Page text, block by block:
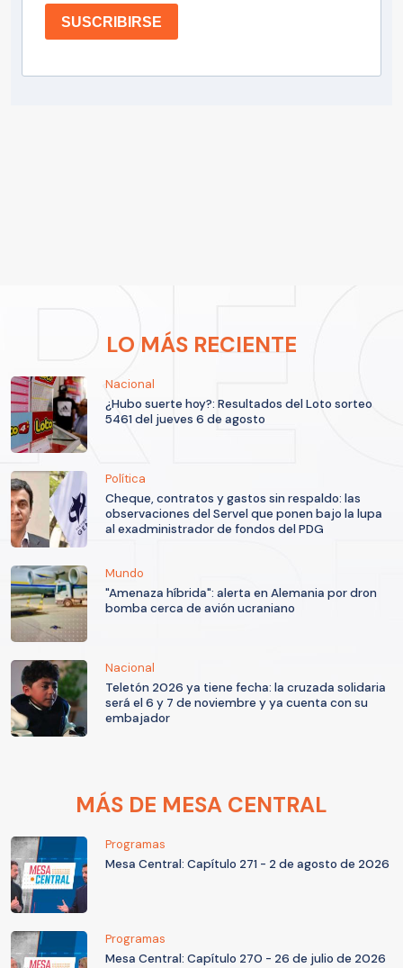
SUSCRIBIRSE
LO MÁS RECIENTE
Nacional
¿Hubo suerte hoy?: Resultados del Loto sorteo
5461 del jueves 6 de agosto
Política
Cheque, contratos y gastos sin respaldo: las
observaciones del Servel que ponen bajo la lupa
al exadministrador de fondos del PDG
Mundo
"Amenaza híbrida": alerta en Alemania por dron
bomba cerca de avión ucraniano
Nacional
Teletón 2026 ya tiene fecha: la cruzada solidaria
será el 6 y 7 de noviembre y ya cuenta con su
embajador
MÁS DE MESA CENTRAL
Programas
Mesa Central: Capítulo 271 - 2 de agosto de 2026
Programas
Mesa Central: Capítulo 270 - 26 de julio de 2026